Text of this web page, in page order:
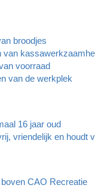
broodjes
van
voorraad
van de werkplek
16 jaar oud
vriendelijk en houdt
CAO Recreatie